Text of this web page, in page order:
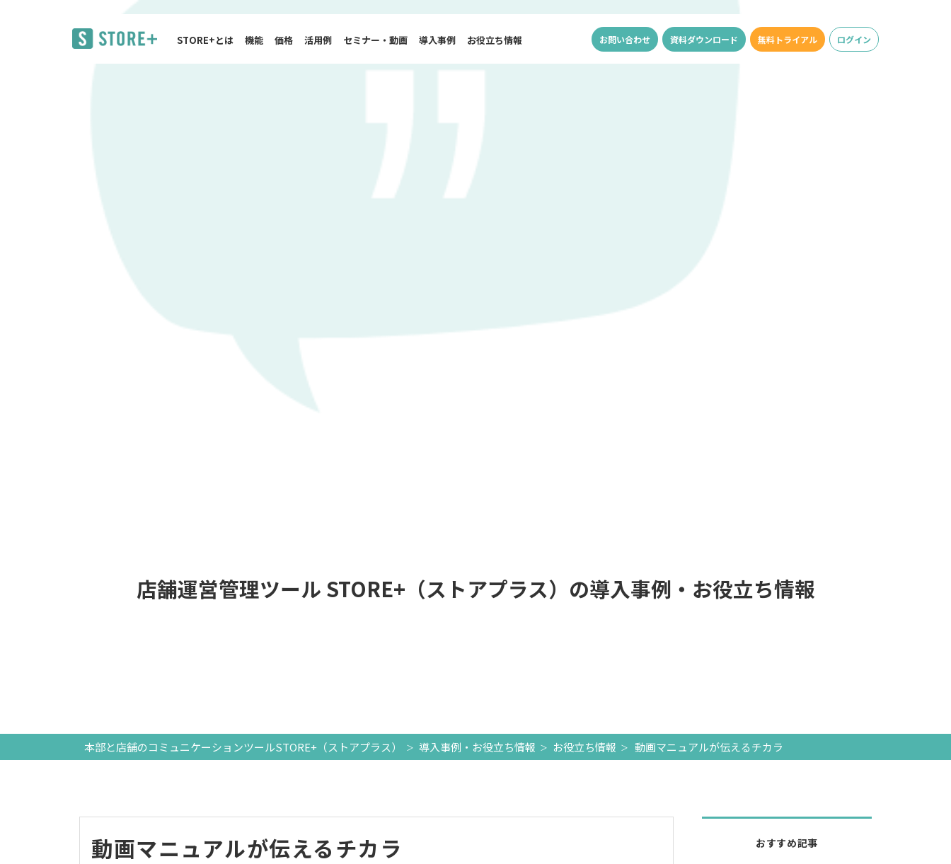
STORE+とは 機能 価格 活用例 セミナー・動画 導入事例 お役立ち情報 お問い合わせ 資料ダウンロード 無料トライアル ログイン
店舗運営管理ツール STORE+（ストアプラス）の導入事例・お役立ち情報
本部と店舗のコミュニケーションツールSTORE+（ストアプラス） 導入事例・お役立ち情報 お役立ち情報 動画マニュアルが伝えるチカラ
動画マニュアルが伝えるチカラ おすすめ記事